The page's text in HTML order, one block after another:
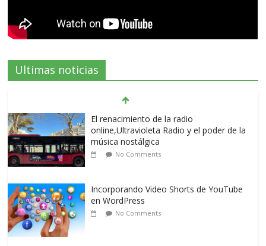
Ultimas noticias
El renacimiento de la radio
online,Ultravioleta Radio y el poder de la
música nostálgica
No Comments
Incorporando Video Shorts de YouTube
en WordPress
No Comments